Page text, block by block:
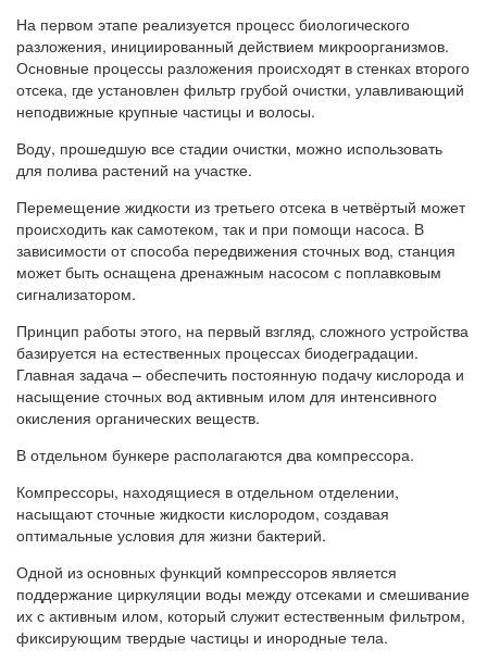
На первом этапе реализуется процесс биологического
разложения, инициированный действием микроорганизмов.
Основные процессы разложения происходят в стенках второго
отсека, где установлен фильтр грубой очистки, улавливающий
неподвижные крупные частицы и волосы.
Воду, прошедшую все стадии очистки, можно использовать
для полива растений на участке.
Перемещение жидкости из третьего отсека в четвёртый может
происходить как самотеком, так и при помощи насоса. В
зависимости от способа передвижения сточных вод, станция
может быть оснащена дренажным насосом с поплавковым
сигнализатором.
Принцип работы этого, на первый взгляд, сложного устройства
базируется на естественных процессах биодеградации.
Главная задача – обеспечить постоянную подачу кислорода и
насыщение сточных вод активным илом для интенсивного
окисления органических веществ.
В отдельном бункере располагаются два компрессора.
Компрессоры, находящиеся в отдельном отделении,
насыщают сточные жидкости кислородом, создавая
оптимальные условия для жизни бактерий.
Одной из основных функций компрессоров является
поддержание циркуляции воды между отсеками и смешивание
их с активным илом, который служит естественным фильтром,
фиксирующим твердые частицы и инородные тела.